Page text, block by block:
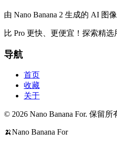
由 Nano Banana 2 生成的 AI 图
比 Pro 更快、更便宜！探索精
导航
首页
收藏
关于
© 2026 Nano Banana For. 保留所
🍌Nano Banana For